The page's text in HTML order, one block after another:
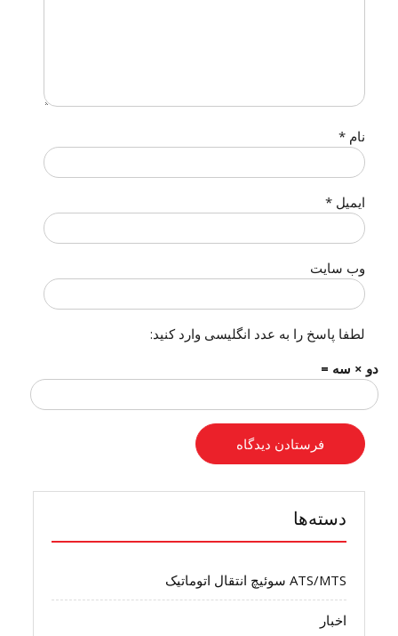
نام*
ایمیل*
وب‌ سایت
لطفا پاسخ را به عدد انگلیسی وارد کنید:
دو × سه =
دسته‌ها
ATS/MTS سوئیچ انتقال اتوماتیک
اخبار